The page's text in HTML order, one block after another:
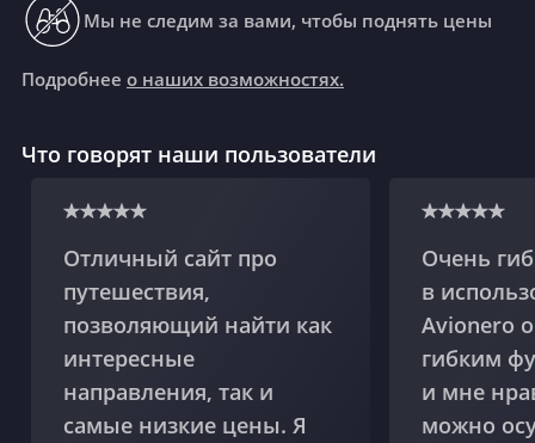
Мы не следим за вами, чтобы поднять цены
Подробнее о наших возможностях.
Что говорят наши пользователи
Отличный сайт про
путешествия,
позволяющий найти как
интересные
направления, так и
самые низкие цены. Я
Очень
в
Avionero
гибким
и мне
можно